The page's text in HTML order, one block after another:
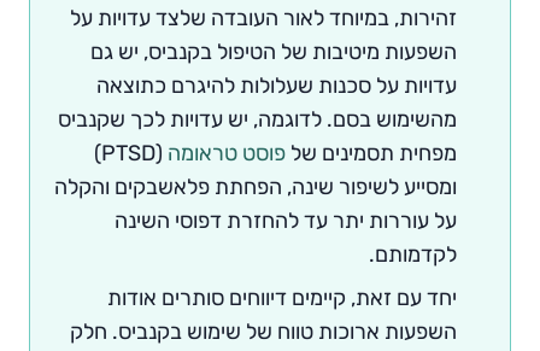
זהירות, במיוחד לאור העובדה שלצד עדויות על
השפעות מיטיבות של הטיפול בקנביס, יש גם
עדויות על סכנות שעלולות להיגרם כתוצאה
מהשימוש בסם. לדוגמה, יש עדויות לכך שקנביס
מפחית תסמינים של פוסט טראומה
(PTSD)
ומסייע לשיפור שינה, הפחתת פלאשבקים והקלה
על עוררות יתר עד להחזרת דפוסי השינה
לקדמותם.
יחד עם זאת, קיימים דיווחים סותרים אודות
השפעות ארוכות טווח של שימוש בקנביס. חלק